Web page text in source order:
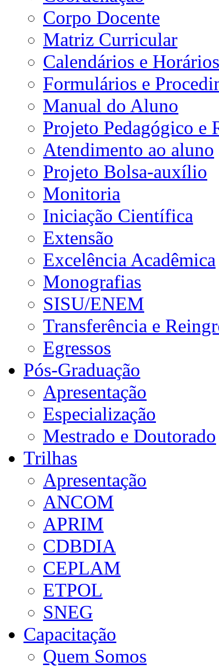
Corpo Docente
Matriz Curricular
Calendários e Horários
Formulários e
Manual do Aluno
Projeto Pedagógico e
Atendimento ao aluno
Projeto Bolsa-auxílio
Monitoria
Iniciação Científica
Extensão
Excelência Acadêmica
Monografias
SISU/ENEM
Transferência e
Egressos
Pós-Graduação
Apresentação
Especialização
Mestrado e Doutorado
Trilhas
Apresentação
ANCOM
APRIM
CDBDIA
CEPLAM
ETPOL
SNEG
Capacitação
Quem Somos